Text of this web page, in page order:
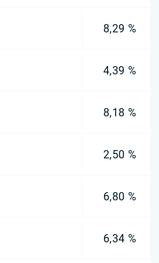
8,29 %
4,39 %
8,18 %
2,50 %
6,80 %
6,34 %